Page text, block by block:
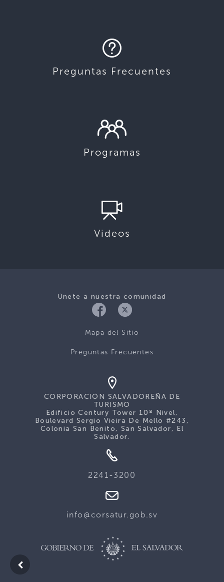
Preguntas Frecuentes
Programas
Videos
Únete a nuestra comunidad
Mapa del Sitio
Preguntas Frecuentes
CORPORACIÓN SALVADOREÑA DE
TURISMO
Edificio Century Tower 10º Nivel,
Boulevard Sergio Vieira De Mello #243,
Colonia San Benito, San Salvador, El
Salvador.
2241-3200
info@corsatur.gob.sv